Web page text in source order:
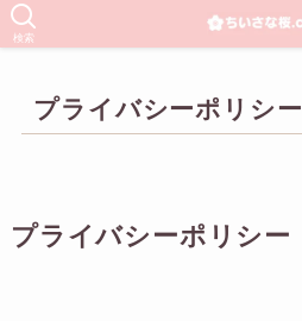
検索
プライバシーポリシー
プライバシーポリシー